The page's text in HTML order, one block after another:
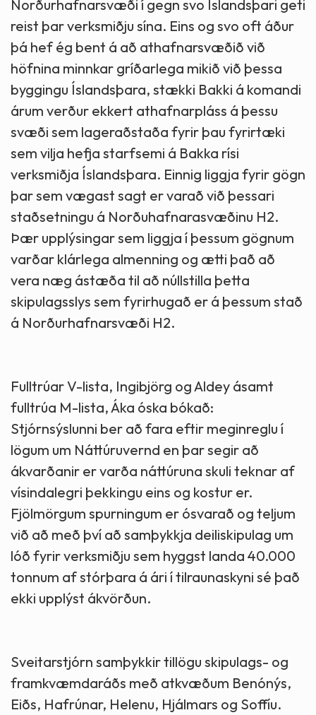
Norðurhafnarsvæði í gegn svo Íslandsþari geti
reist þar verksmiðju sína. Eins og svo oft áður
þá hef ég bent á að athafnarsvæðið við
höfnina minnkar gríðarlega mikið við þessa
byggingu Íslandsþara, stækki Bakki á komandi
árum verður ekkert athafnarpláss á þessu
svæði sem lageraðstaða fyrir þau fyrirtæki
sem vilja hefja starfsemi á Bakka rísi
verksmiðja Íslandsþara. Einnig liggja fyrir gögn
þar sem vægast sagt er varað við þessari
staðsetningu á Norðuhafnarasvæðinu H2.
Þær upplýsingar sem liggja í þessum gögnum
varðar klárlega almenning og ætti það að
vera næg ástæða til að núllstilla þetta
skipulagsslys sem fyrirhugað er á þessum stað
á Norðurhafnarsvæði H2.
Fulltrúar V-lista, Ingibjörg og Aldey ásamt
fulltrúa M-lista, Áka óska bókað:
Stjórnsýslunni ber að fara eftir meginreglu í
lögum um Náttúruvernd en þar segir að
ákvarðanir er varða náttúruna skuli teknar af
vísindalegri þekkingu eins og kostur er.
Fjölmörgum spurningum er ósvarað og teljum
við að með því að samþykkja deiliskipulag um
lóð fyrir verksmiðju sem hyggst landa 40.000
tonnum af stórþara á ári í tilraunaskyni sé það
ekki upplýst ákvörðun.
Sveitarstjórn samþykkir tillögu skipulags- og
framkvæmdaráðs með atkvæðum Benónýs,
Eiðs, Hafrúnar, Helenu, Hjálmars og Soffíu.